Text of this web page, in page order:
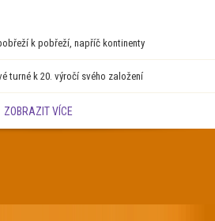
k pobřeží, napříč kontinenty
turné k 20. výročí svého založení
ZOBRAZIT VÍCE